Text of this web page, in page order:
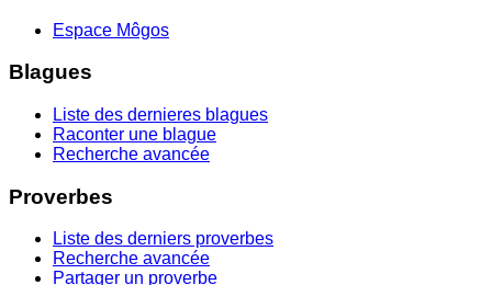
Espace Môgos
Blagues
Liste des dernieres blagues
Raconter une blague
Recherche avancée
Proverbes
Liste des derniers proverbes
Recherche avancée
Partager un proverbe